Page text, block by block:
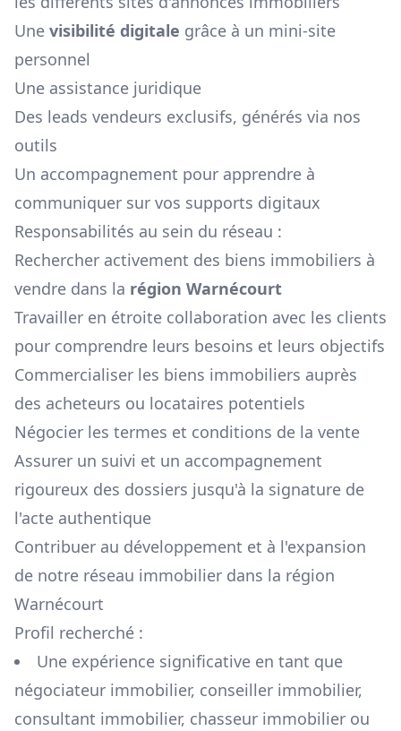
Une visibilité digitale grâce à un mini-site
personnel
Une assistance juridique
Des leads vendeurs exclusifs, générés via nos
outils
Un accompagnement pour apprendre à
communiquer sur vos supports digitaux
Responsabilités au sein du réseau :
Rechercher activement des biens immobiliers à
vendre dans la région Warnécourt
Travailler en étroite collaboration avec les clients
pour comprendre leurs besoins et leurs objectifs
Commercialiser les biens immobiliers auprès
des acheteurs ou locataires potentiels
Négocier les termes et conditions de la vente
Assurer un suivi et un accompagnement
rigoureux des dossiers jusqu'à la signature de
l'acte authentique
Contribuer au développement et à l'expansion
de notre réseau immobilier dans la région
Warnécourt
Profil recherché :
Une expérience significative en tant que
négociateur immobilier, conseiller immobilier,
consultant immobilier, chasseur immobilier ou